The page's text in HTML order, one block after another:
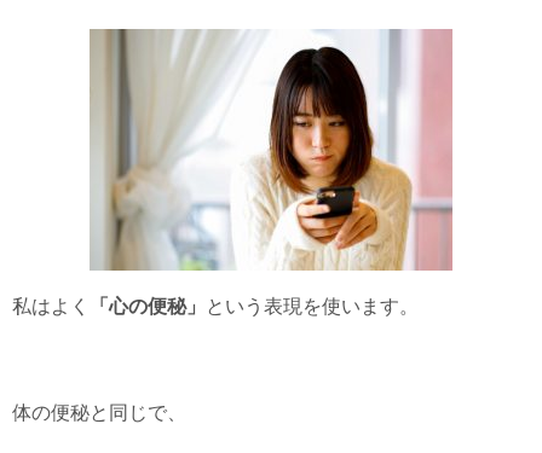
私はよく 「心の便秘」 という表現を使います。
体の便秘と同じで、